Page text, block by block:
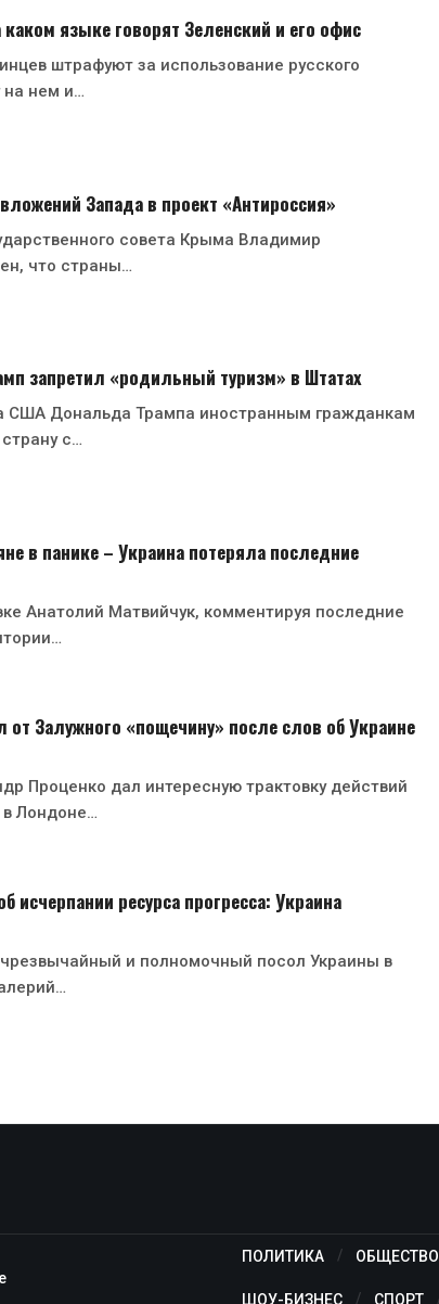
каком языке говорят Зеленский и его офис
штрафуют за использование русского
на нем и…
Запада в проект «Антироссия»
совета Крыма Владимир
что страны…
запретил «родильный туризм» в Штатах
США Дональда Трампа иностранным гражданкам
с…
в панике – Украина потеряла последние
Анатолий Матвийчук, комментируя последние
от Залужного «пощечину» после слов об Украине
Проценко дал интересную трактовку действий
в Лондоне…
исчерпании ресурса прогресса: Украина
и полномочный посол Украины в
ПОЛИТИКА ОБЩЕСТВО
ШОУ-БИЗНЕС СПОРТ